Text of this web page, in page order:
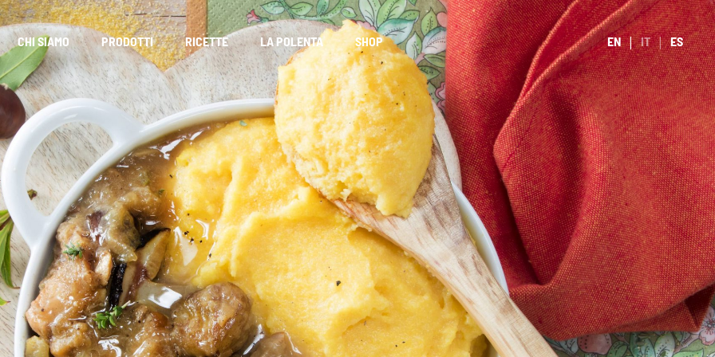
CHI SIAMO PRODOTTI RICETTE LA POLENTA SHOP IT
EN ES